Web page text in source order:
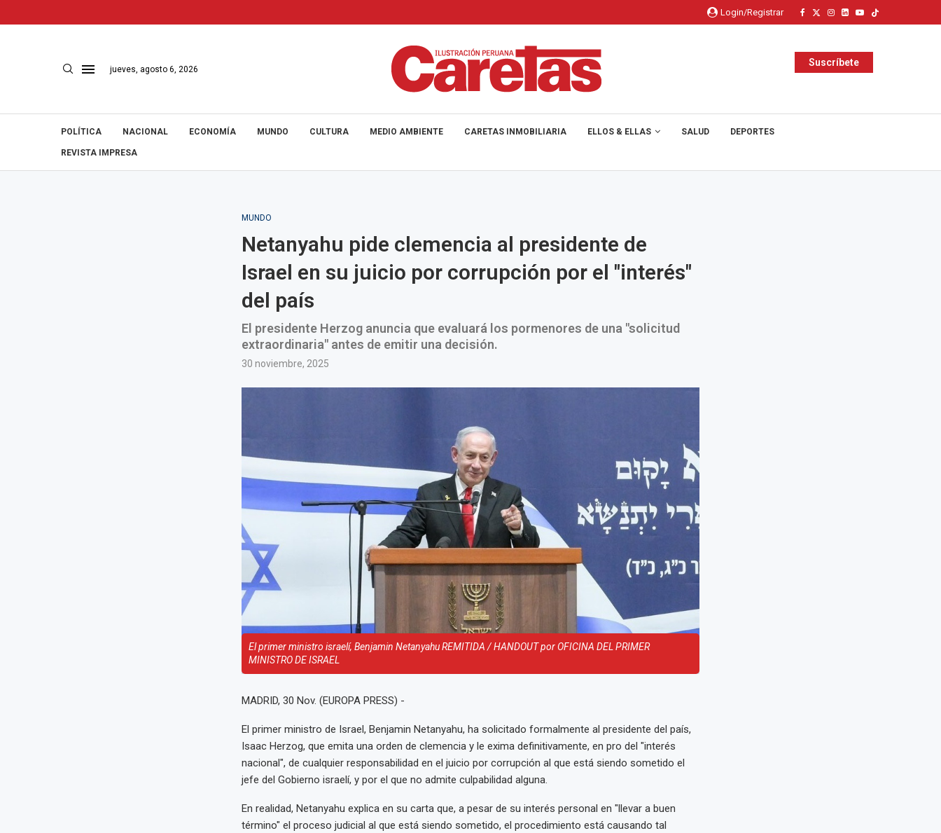
Login/Registrar
jueves, agosto 6, 2026
Suscríbete
POLÍTICA NACIONAL ECONOMÍA MUNDO CULTURA MEDIO AMBIENTE CARETAS INMOBILIARIA ELLOS & ELLAS SALUD DEPORTES
REVISTA IMPRESA
MUNDO
Netanyahu pide clemencia al presidente de
Israel en su juicio por corrupción por el "interés"
del país
El presidente Herzog anuncia que evaluará los pormenores de una "solicitud
extraordinaria" antes de emitir una decisión.
30 noviembre, 2025
El primer ministro israelí, Benjamin Netanyahu REMITIDA / HANDOUT por OFICINA DEL PRIMER
MINISTRO DE ISRAEL
MADRID, 30 Nov. (EUROPA PRESS) -
El primer ministro de Israel, Benjamin Netanyahu, ha solicitado formalmente al presidente del país,
Isaac Herzog, que emita una orden de clemencia y le exima definitivamente, en pro del "interés
nacional", de cualquier responsabilidad en el juicio por corrupción al que está siendo sometido el
jefe del Gobierno israelí, y por el que no admite culpabilidad alguna.
En realidad, Netanyahu explica en su carta que, a pesar de su interés personal en "llevar a buen
término" el proceso judicial al que está siendo sometido, el procedimiento está causando tal